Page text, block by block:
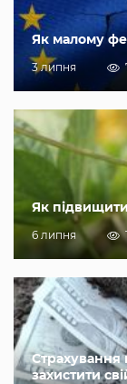
Як малому
3 липня
Як підвищити
6 липня
захистити